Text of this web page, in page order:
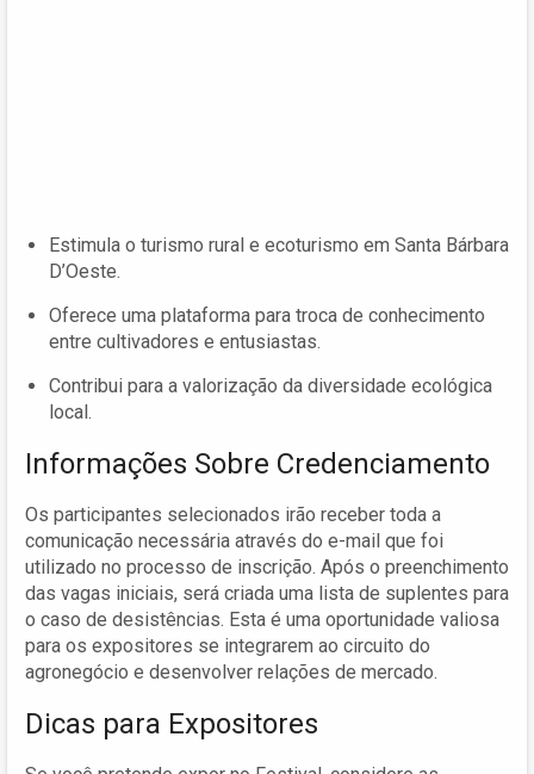
Estimula o turismo rural e ecoturismo em Santa Bárbara
D’Oeste.
Oferece uma plataforma para troca de conhecimento
entre cultivadores e entusiastas.
Contribui para a valorização da diversidade ecológica
local.
Informações Sobre Credenciamento
Os participantes selecionados irão receber toda a
comunicação necessária através do e-mail que foi
utilizado no processo de inscrição. Após o preenchimento
das vagas iniciais, será criada uma lista de suplentes para
o caso de desistências. Esta é uma oportunidade valiosa
para os expositores se integrarem ao circuito do
agronegócio e desenvolver relações de mercado.
Dicas para Expositores